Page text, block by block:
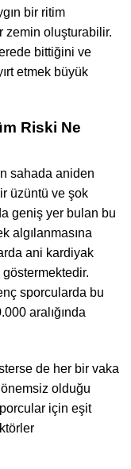
bir ritim
zemin oluşturabilir.
bittiğini ve
etmek büyük
Riski Ne
sahada aniden
üzüntü ve şok
geniş yer bulan bu
algılanmasına
ani kardiyak
sporcularda bu
aralığında
de her bir vaka
olduğu
için eşit